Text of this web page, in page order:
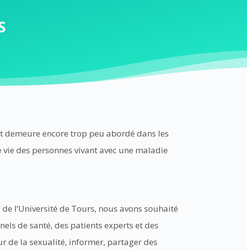
demeure encore trop peu abordé dans les
des personnes vivant avec une maladie
l’Université de Tours, nous avons souhaité
de santé, des patients experts et des
de la sexualité, informer, partager des